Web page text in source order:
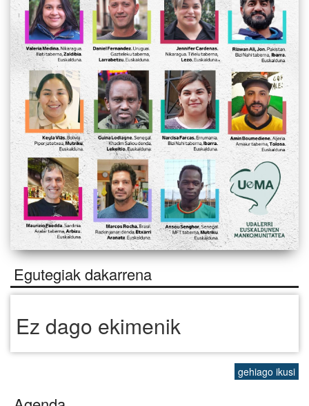
Egutegiak dakarrena
Ez dago ekimenik
gehiago ikusi